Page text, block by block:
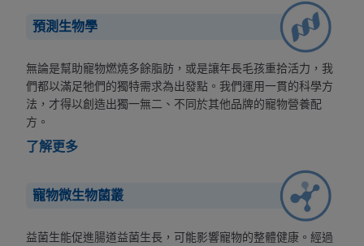
預測生物學
無論是幫助寵物燃燒多餘脂肪，或是讓年長毛孩重拾活力，我
們都以滿足牠們的獨特需求為出發點。我們運用一貫的科學方
法，才得以創造出獨一無二、不同於其他品牌的寵物營養配
方。
了解更多
寵物微生物菌叢
益菌生能促進腸道益菌生長，可能影響寵物的整體健康。經過